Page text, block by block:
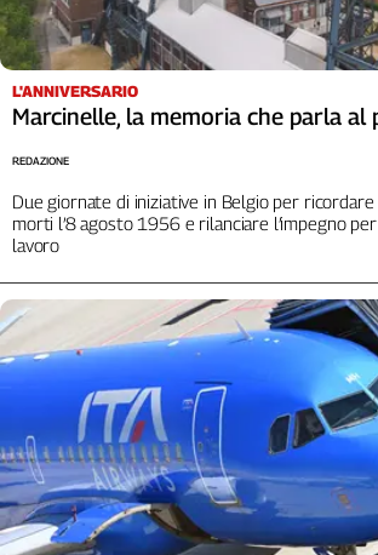
Liguria
Lombardia
Marche
Piemonte
Puglia
Sardegna
Sicilia
Toscana
Trentino
Umbria
Valle
D'Aosta
Veneto
Archivio
Storico
1955-
2014
L'ANNIVERSARIO
Marcinelle, la memoria che parla al
Due giornate di iniziative in Belgio per
morti l’8 agosto 1956 e rilanciare l’impegno
lavoro
REDAZIONE